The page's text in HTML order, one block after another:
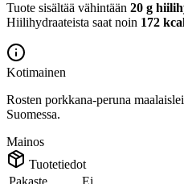
Tuote sisältää vähintään 20 g
Hiilihydraateista saat noin 172
Kotimainen
Rosten porkkana-peruna
Suomessa.
Mainos
Tuotetiedot